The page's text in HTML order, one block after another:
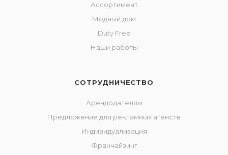
Ассортимент
Модный дом
Duty Free
Наши работы
СОТРУДНИЧЕСТВО
Арендодателям
Предложение для рекламных агенств
Индивидуализация
Франчайзинг